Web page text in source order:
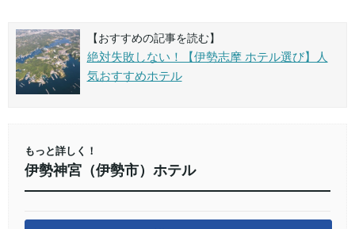
【おすすめの記事を読む】
絶対失敗しない！【伊勢志摩 ホテル選び】人
気おすすめホテル
もっと詳しく！
伊勢神宮（伊勢市）ホテル